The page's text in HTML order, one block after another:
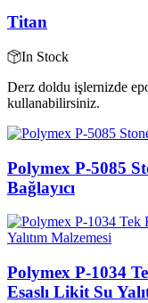
Titan
In Stock
Derz doldu işlernizde
kullanabilirsiniz.
Polymex P-5085
Bağlayıcı
Polymex P-1034
Esaslı Likit Su